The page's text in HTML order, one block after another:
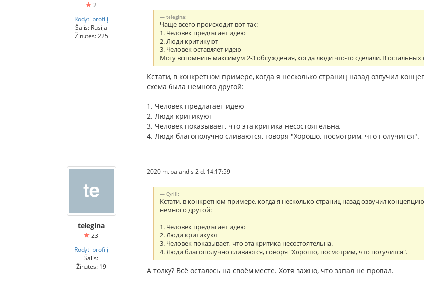
2
Rodyti profilį
Šalis: Rusija
Žinutės: 225
telegina:
Чаще всего происходит вот так:
1. Человек предлагает идею
2. Люди критикуют
3. Человек оставляет идею
Могу вспомнить максимум 2-3 обсуждения, когда люди что-то сделали. В
Кстати, в конкретном примере, когда я несколько страниц назад озвучил
схема была немного другой:
1. Человек предлагает идею
2. Люди критикуют
3. Человек показывает, что эта критика несостоятельна.
4. Люди благополучно сливаются, говоря "Хорошо, посмотрим, что получится".
telegina
23
Rodyti profilį
Šalis:
Žinutės: 19
2020 m. balandis 2 d. 14:17:59
Cyrill:
Кстати, в конкретном примере, когда я несколько страниц назад озвучил
немного другой:
1. Человек предлагает идею
2. Люди критикуют
3. Человек показывает, что эта критика несостоятельна.
4. Люди благополучно сливаются, говоря "Хорошо, посмотрим, что получится".
А толку? Всё осталось на своём месте. Хотя важно, что запал не пропал.